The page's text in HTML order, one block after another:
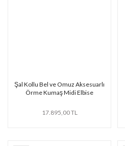
Şal Kollu Bel ve Omuz Aksesuarlı
Örme Kumaş Midi Elbise
17.895,00 TL